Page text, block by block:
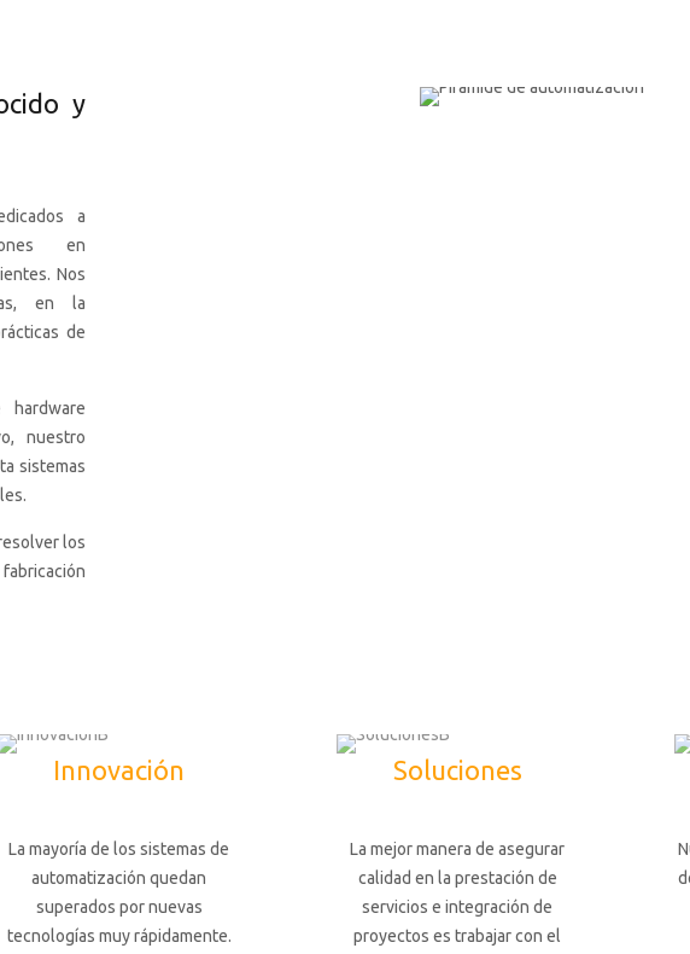
y
a
en
Nos
en la
de
nuestro
sistemas
los
Innovación
La mayoría de los sistemas de
automatización quedan
superados por nuevas
tecnologías muy rápidamente.
Soluciones
La mejor manera de asegurar
calidad en la prestación de
servicios e integración de
proyectos es trabajar con el